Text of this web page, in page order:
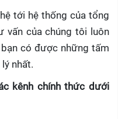
tới hệ thống của tổng
vấn của chúng tôi luôn
có được những tấm
nhất.
kênh chính thức dưới